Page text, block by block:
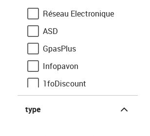
Réseau Electronique
ASD
GpasPlus
Infopavon
1foDiscount
type